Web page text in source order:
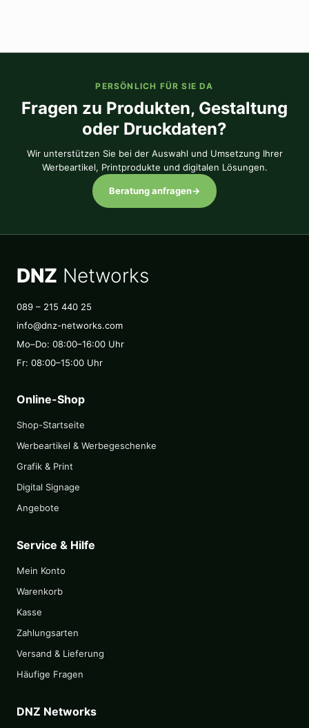
PERSÖNLICH FÜR SIE DA
Fragen zu Produkten, Gestaltung
oder Druckdaten?
Wir unterstützen Sie bei der Auswahl und Umsetzung Ihrer
Werbeartikel, Printprodukte und digitalen Lösungen.
Beratung anfragen→
DNZ Networks
089 – 215 440 25
info@dnz-networks.com
Mo–Do: 08:00–16:00 Uhr
Fr: 08:00–15:00 Uhr
Online-Shop
Shop-Startseite
Werbeartikel & Werbegeschenke
Grafik & Print
Digital Signage
Angebote
Service & Hilfe
Mein Konto
Warenkorb
Kasse
Zahlungsarten
Versand & Lieferung
Häufige Fragen
DNZ Networks